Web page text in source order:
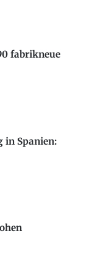
fabrikneue
in Spanien: